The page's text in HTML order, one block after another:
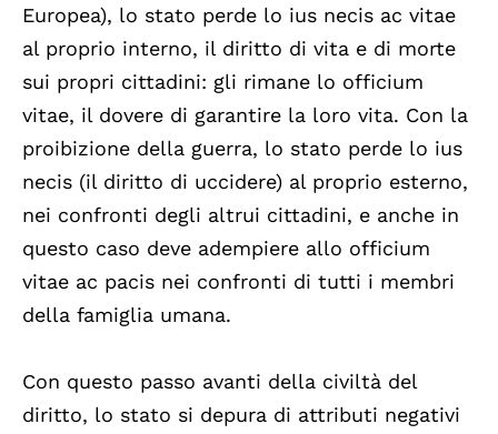
Europea), lo stato perde lo ius necis ac vitae
al proprio interno, il diritto di vita e di morte
sui propri cittadini: gli rimane lo officium
vitae, il dovere di garantire la loro vita. Con la
proibizione della guerra, lo stato perde lo ius
necis (il diritto di uccidere) al proprio esterno,
nei confronti degli altrui cittadini, e anche in
questo caso deve adempiere allo officium
vitae ac pacis nei confronti di tutti i membri
della famiglia umana.
Con questo passo avanti della civiltà del
diritto, lo stato si depura di attributi negativi